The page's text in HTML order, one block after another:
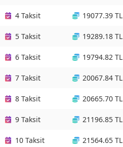
4 Taksit 19077.39 TL
5 Taksit 19289.18 TL
6 Taksit 19794.82 TL
7 Taksit 20067.84 TL
8 Taksit 20665.70 TL
9 Taksit 21196.85 TL
10 Taksit 21564.65 TL